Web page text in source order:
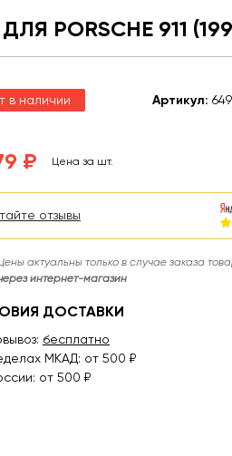
PORSCHE 911
в наличии Артикул:
₽ Цена за шт.
отзывы
актуальны только в случае заказа
интернет-магазин
ДОСТАВКИ
бесплатно
МКАД: от 500 ₽
от 500 ₽